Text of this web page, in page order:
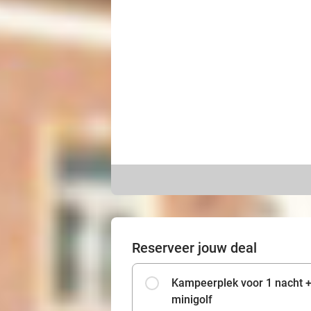
Reserveer jouw deal
Kampeerplek voor 1 nacht
minigolf